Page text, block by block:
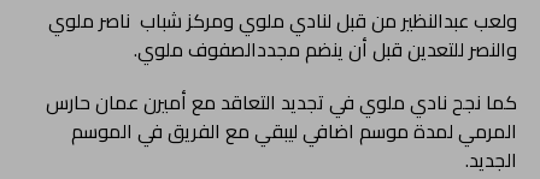
ولعب عبدالنظير من قبل لنادي ملوي ومركز شباب ناصر ملوي
والنصر للتعدين قبل أن ينضم مجددالصفوف ملوي.
كما نجح نادي ملوي في تجديد التعاقد مع أميرن عمان حارس
المرمي لمدة موسم اضافي ليبقي مع الفريق في الموسم
الجديد.